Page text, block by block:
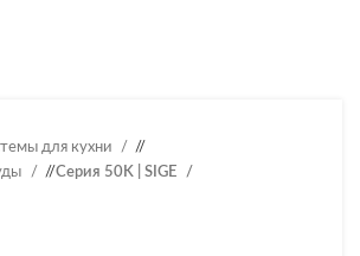
для кухни
/
/ Серия 50K | SIGE